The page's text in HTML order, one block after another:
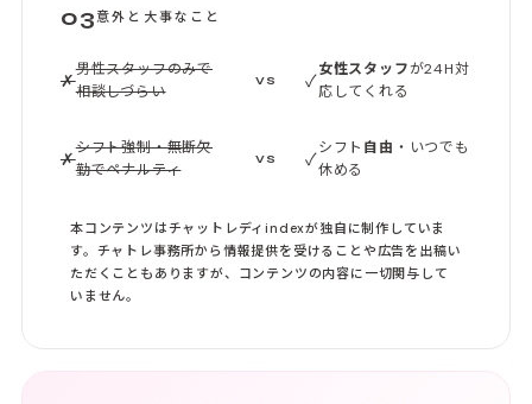
03 意外と大事なこと
✗
男性スタッフのみで
相談しづらい
VS ✓
女性スタッフが24H対
応してくれる
✗
シフト強制・無断欠
勤でペナルティ
VS ✓
シフト 自由 ・いつでも
休める
本コンテンツはチャットレディindexが独自に制作していま
す。チャトレ事務所から情報提供を受けることや広告を出稿い
ただくこともありますが、コンテンツの内容に一切関与して
いません。